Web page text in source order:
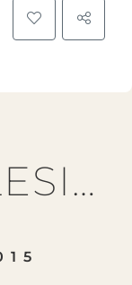
Chalet MILLESIME